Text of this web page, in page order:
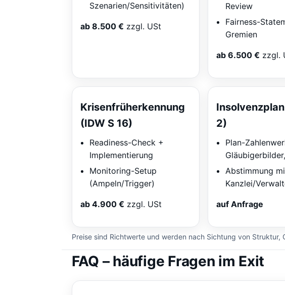
Szenarien/Sensitivitäten)
ab 8.500 € zzgl. USt
Review
Fairness-
Gremien
ab 6.500 € zzgl.
Krisenfrüherkennung
(IDW S 16)
Readiness-Check +
Implementierung
Monitoring-Setup
(Ampeln/Trigger)
ab 4.900 € zzgl. USt
2)
Plan-
Abstimmung
Kanzlei/
auf Anfrage
Preise sind Richtwerte und werden nach Sichtung von Struktur,
FAQ – häufige Fragen im Exit